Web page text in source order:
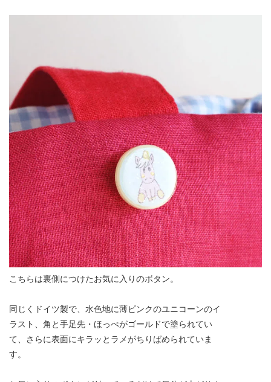
こちらは裏側につけたお気に入りのボタン。
同じくドイツ製で、水色地に薄ピンクのユニコーンのイ
ラスト、角と手足先・ほっぺがゴールドで塗られてい
て、さらに表面にキラッとラメがちりばめられていま
す。